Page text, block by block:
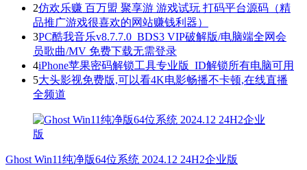
2仿欢乐赚 百万盟 聚享游 游戏试玩 打码平台源码（精
品推广游戏很喜欢的网站赚钱利器）
3PC酷我音乐v8.7.7.0_BDS3 VIP破解版/电脑端全网会
员歌曲/MV 免费下载无需登录
4iPhone苹果密码解锁工具专业版_ID解锁所有电脑可用
5大头影视免费版,可以看4K电影畅播不卡顿,在线直播
全频道
Ghost Win11纯净版64位系统 2024.12 24H2企业版